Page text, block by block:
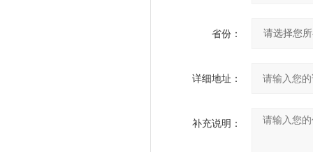
省份：
详细地址：
补充说明：